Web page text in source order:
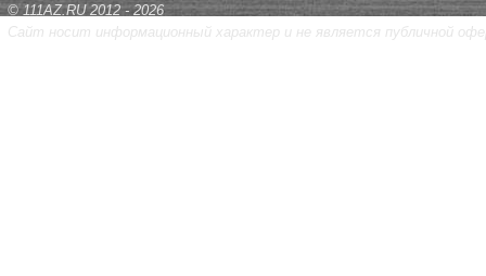
© 111AZ.RU 2012 - 2026
Сайт носит информационный характер и не является публичной